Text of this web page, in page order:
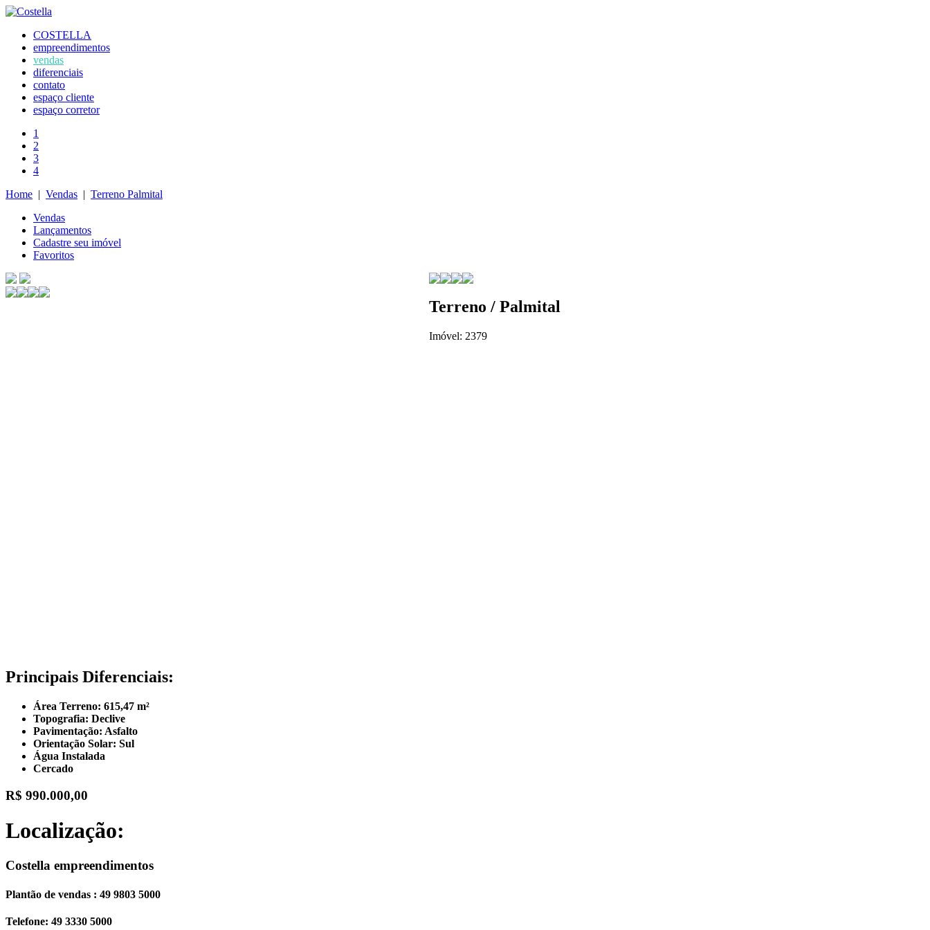
COSTELLA
empreendimentos
vendas
diferenciais
contato
espaço cliente
espaço corretor
1
2
3
4
Home | Vendas | Terreno Palmital
Vendas
Lançamentos
Cadastre seu imóvel
Favoritos
Terreno / Palmital
Imóvel: 2379
Principais Diferenciais:
Área Terreno: 615,47 m²
Topografia: Declive
Pavimentação: Asfalto
Orientação Solar: Sul
Água Instalada
Cercado
R$ 990.000,00
Localização:
Costella empreendimentos
Plantão de vendas : 49 9803 5000
Telefone: 49 3330 5000